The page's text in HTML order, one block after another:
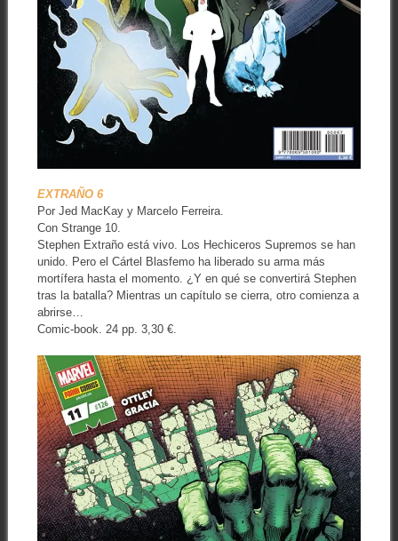
EXTRAÑO 6
Por Jed MacKay y Marcelo Ferreira.
Con Strange 10.
Stephen Extraño está vivo. Los Hechiceros Supremos se han
unido. Pero el Cártel Blasfemo ha liberado su arma más
mortífera hasta el momento. ¿Y en qué se convertirá Stephen
tras la batalla? Mientras un capítulo se cierra, otro comienza a
abrirse…
Comic-book. 24 pp. 3,30 €.